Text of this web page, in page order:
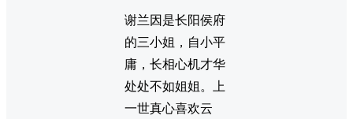
谢兰因是长阳侯府
的三小姐，自小平
庸，长相心机才华
处处不如姐姐。上
一世真心喜欢云